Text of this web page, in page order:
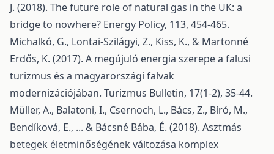
J. (2018). The future role of natural gas in the UK: a
bridge to nowhere? Energy Policy, 113, 454-465.
Michalkó, G., Lontai-Szilágyi, Z., Kiss, K., & Martonné
Erdős, K. (2017). A megújuló energia szerepe a falusi
turizmus és a magyarországi falvak
modernizációjában. Turizmus Bulletin, 17(1-2), 35-44.
Müller, A., Balatoni, I., Csernoch, L., Bács, Z., Bíró, M.,
Bendíková, E., ... & Bácsné Bába, É. (2018). Asztmás
betegek életminőségének változása komplex